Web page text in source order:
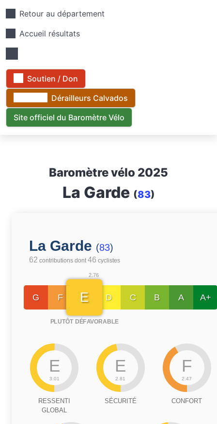
Retour au département
Accueil résultats
Soutien / Don
Dérailleurs Calvados
Site officiel du Baromètre Vélo
Baromètre vélo 2025
La Garde (83)
La Garde (83)
62 contributions dont46 cyclistes
G F
2.76
E
PLUTÔT DÉFAVORABLE
D C B A A+
E
3.01
RESSENTI
GLOBAL
E
2.81
SÉCURITÉ
F
2.47
CONFORT